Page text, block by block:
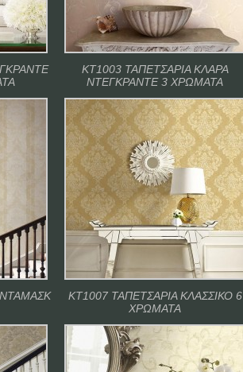
ΚΤ1003 ΤΑΠΕΤΣΑΡΙΑ ΚΛΑΡΑ
ΝΤΕΓΚΡΑΝΤΕ 3 ΧΡΩΜΑΤΑ
ΝΤΑΜΑΣΚ
ΚΤ1007 ΤΑΠΕΤΣΑΡΙΑ ΚΛΑΣΣΙΚΟ 6
ΧΡΩΜΑΤΑ